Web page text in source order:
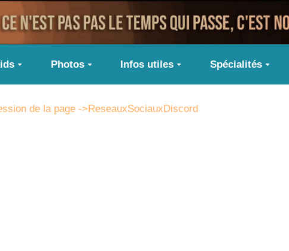
Photos Infos utiles Spécialités
de la page ->ReseauxSociauxDiscord